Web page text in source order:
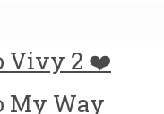
Vivy 2 ❤️
My Way